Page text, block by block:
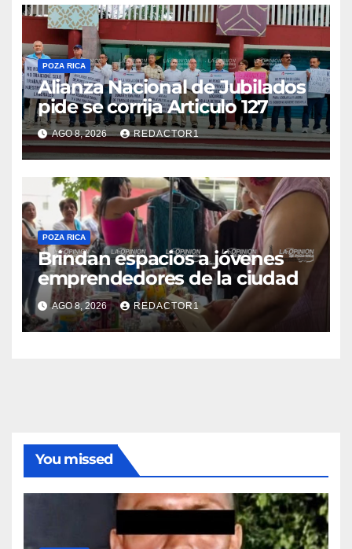
POZA RICA
Alianza Nacional de Jubilados
pide se corrija Articulo 127
AGO 8, 2026 REDACTOR1
POZA RICA
Brindan espacios a jóvenes
emprendedores de la ciudad
AGO 8, 2026 REDACTOR1
You missed